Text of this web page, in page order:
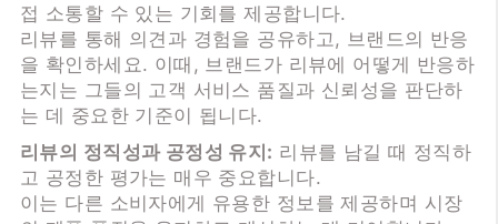
접 소통할 수 있는 기회를 제공합니다.
리뷰를 통해 의견과 경험을 공유하고, 브랜드의 반응
을 확인하세요. 이때, 브랜드가 리뷰에 어떻게 반응하
는지는 그들의 고객 서비스 품질과 신뢰성을 판단하
는 데 중요한 기준이 됩니다.
리뷰의 정직성과 공정성 유지: 리뷰를 남길 때 정직하
고 공정한 평가는 매우 중요합니다.
이는 다른 소비자에게 유용한 정보를 제공하며 시장